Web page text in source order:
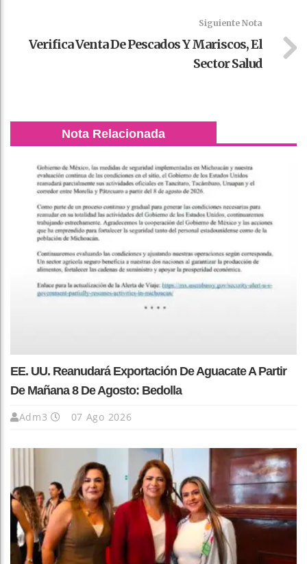
Siguiente Nota
Verifica Venta De Pescados Y Mariscos, El
Sector Salud
Nota Relacionada
EE. UU. Reanudará Exportación De Aguacate A Partir
De Mañana 8 De Agosto: Bedolla
Adm3 07 Ago 2026